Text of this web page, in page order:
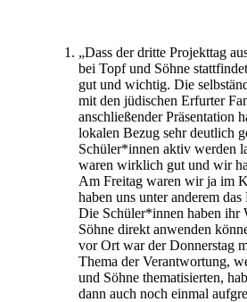
„Dass der dritte Projekttag
bei Topf und Söhne
gut und wichtig. Die
mit den jüdischen Erfurter
anschließender Präsentation
lokalen Bezug sehr deutlich
Schüler*innen aktiv werden
waren wirklich gut und wir
Am Freitag waren wir ja im
haben uns unter anderem
Die Schüler*innen haben ihr
Söhne direkt anwenden
vor Ort war der Donnerstag
Thema der Verantwortung,
und Söhne thematisierten,
dann auch noch einmal